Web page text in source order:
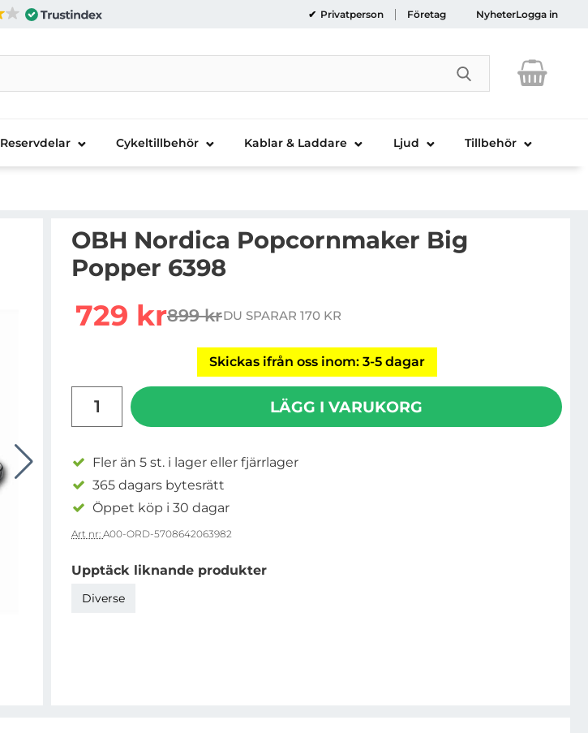
Privatperson Företag NyheterLogga in
Genomför
Reservdelar Cykeltillbehör Kablar & Laddare Ljud Tillbehör
OBH Nordica Popcornmaker Big
Popper 6398
rea pris
729 krtidigare pris
899 krDU SPARAR 170 KR
Skickas ifrån oss inom: 3-5 dagar
LÄGG I VARUKORG
Fler än 5 st. i lager eller fjärrlager
365 dagars bytesrätt
Öppet köp i 30 dagar
Art nr: A00-ORD-5708642063982
Upptäck liknande produkter
Diverse